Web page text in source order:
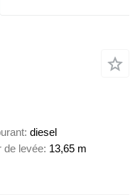
diesel
de levée 13,65 m